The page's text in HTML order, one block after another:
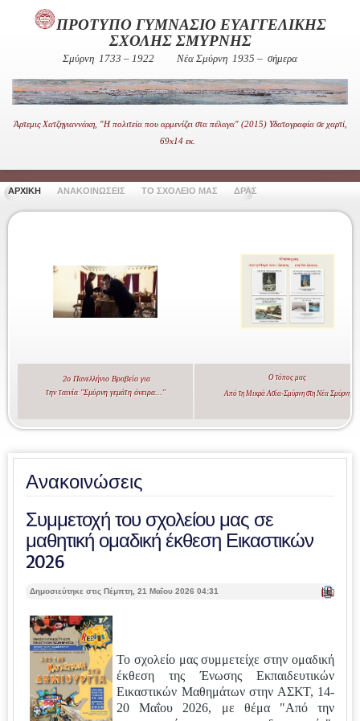
ΠΡΟΤΥΠΟ ΓΥΜΝΑΣΙΟ ΕΥΑΓΓΕΛΙΚΗΣ
ΣΧΟΛΗΣ ΣΜΥΡΝΗΣ
Σμύρνη 1733 – 1922 Νέα Σμύρνη 1935 – σήμερα
Άρτεμις Χατζηγιαννάκη, "Η πολιτεία που αρμενίζει στα πέλαγα" (2015) Υδατογραφία σε χαρτί,
69x14 εκ.
ΑΡΧΙΚΗ ΑΝΑΚΟΙΝΩΣΕΙΣ ΤΟ ΣΧΟΛΕΙΟ ΜΑΣ ΔΡΑΣΤΗΡΙΟΤΗΤΕΣ
2ο Πανελλήνιο Βραβείο για
την ταινία "Σμύρνη γεμάτη όνειρα..."
Ο τόπος μας
Από τη Μικρά Ασία-Σμύρνη στη Νέα Σμύρνη
Ανακοινώσεις
Συμμετοχή του σχολείου μας σε
μαθητική ομαδική έκθεση Εικαστικών
2026
| Ε
Δημοσιεύτηκε στις Πέμπτη, 21 Μαΐου 2026 04:31
Το σχολείο μας συμμετείχε στην ομαδική
έκθεση της Ένωσης Εκπαιδευτικών
Εικαστικών Μαθημάτων στην ΑΣΚΤ, 14-
20 Μαΐου 2026, με θέμα "Από την